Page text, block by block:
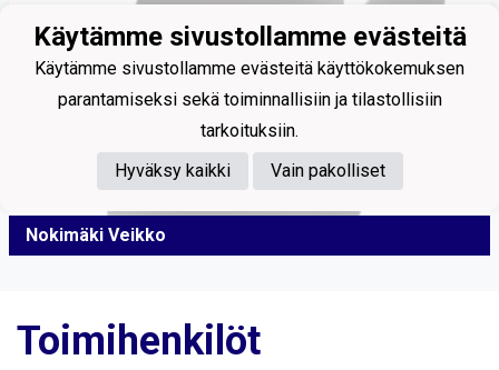
Nokimäki Veikko
Toimihenkilöt
Käytämme sivustollamme evästeitä
Käytämme sivustollamme evästeitä käyttökokemuksen
parantamiseksi sekä toiminnallisiin ja tilastollisiin
tarkoituksiin.
Hyväksy kaikki
Vain pakolliset